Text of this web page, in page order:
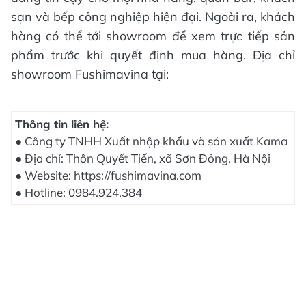
sạn và bếp công nghiệp hiện đại. Ngoài ra, khách
hàng có thể tới showroom để xem trực tiếp sản
phẩm trước khi quyết định mua hàng. Địa chỉ
showroom Fushimavina tại:
Thông tin liên hệ:
● Công ty TNHH Xuất nhập khẩu và sản xuất Kama
● Địa chỉ: Thôn Quyết Tiến, xã Sơn Đông, Hà Nội
● Website: https://fushimavina.com
● Hotline: 0984.924.384